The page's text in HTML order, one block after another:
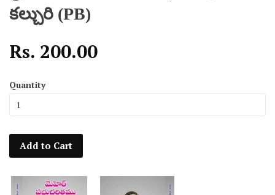
కల్చురి (PB)
Rs. 200.00
Quantity
Add to Cart